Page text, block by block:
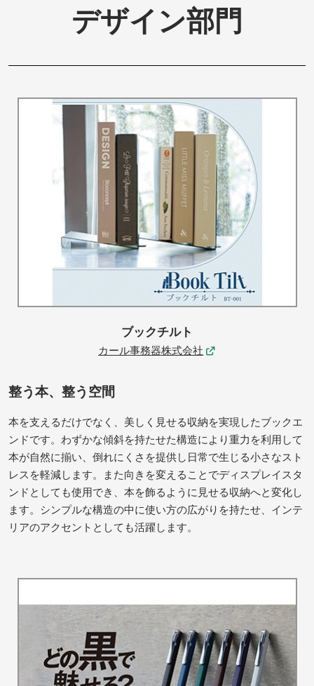
デザイン部門
ブックチルト
カール事務器株式会社
整う本、整う空間
本を支えるだけでなく、美しく見せる収納を実現したブックエ
ンドです。わずかな傾斜を持たせた構造により重力を利用して
本が自然に揃い、倒れにくさを提供し日常で生じる小さなスト
レスを軽減します。また向きを変えることでディスプレイスタ
ンドとしても使用でき、本を飾るように見せる収納へと変化し
ます。シンプルな構造の中に使い方の広がりを持たせ、インテ
リアのアクセントとしても活躍します。